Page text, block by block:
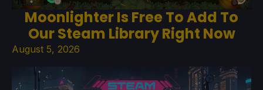
Moonlighter Is Free To Add To
Our Steam Library Right Now
August 5, 2026